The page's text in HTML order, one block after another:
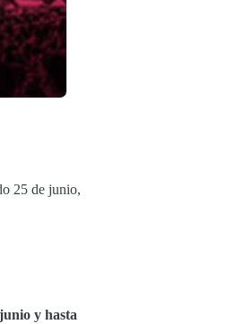
25 de junio,
y hasta